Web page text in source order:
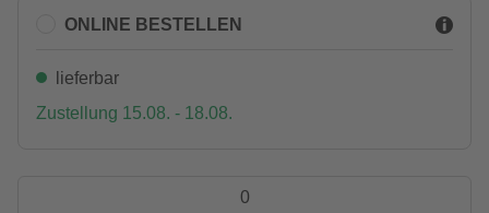
ONLINE BESTELLEN
lieferbar
Zustellung 15.08. - 18.08.